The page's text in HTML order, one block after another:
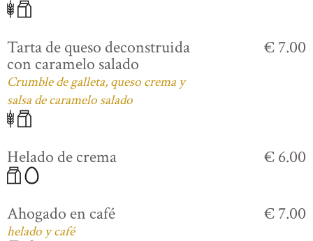
Tarta de queso deconstruida
con caramelo salado
Crumble de galleta, queso crema y
salsa de caramelo salado
€ 7.00
Helado de crema € 6.00
Ahogado en café
helado y café
€ 7.00